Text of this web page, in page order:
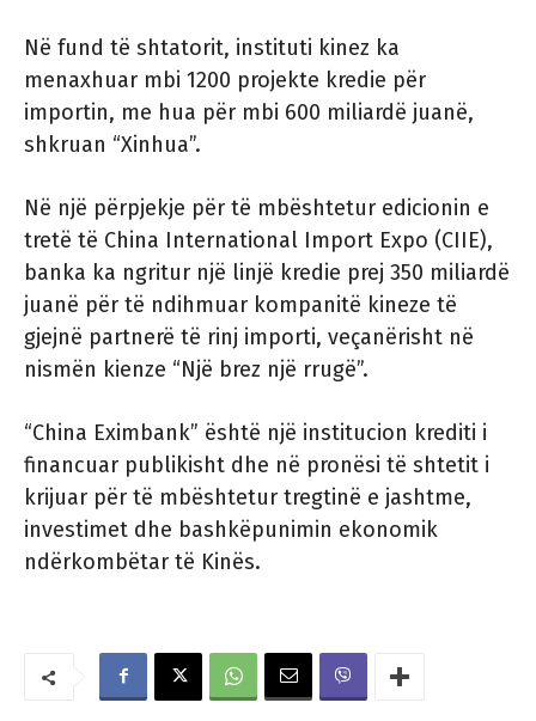
Në fund të shtatorit, instituti kinez ka
menaxhuar mbi 1200 projekte kredie për
importin, me hua për mbi 600 miliardë juanë,
shkruan “Xinhua”.
Në një përpjekje për të mbështetur edicionin e
tretë të China International Import Expo (CIIE),
banka ka ngritur një linjë kredie prej 350 miliardë
juanë për të ndihmuar kompanitë kineze të
gjejnë partnerë të rinj importi, veçanërisht në
nismën kienze “Një brez një rrugë”.
“China Eximbank” është një institucion krediti i
financuar publikisht dhe në pronësi të shtetit i
krijuar për të mbështetur tregtinë e jashtme,
investimet dhe bashkëpunimin ekonomik
ndërkombëtar të Kinës.